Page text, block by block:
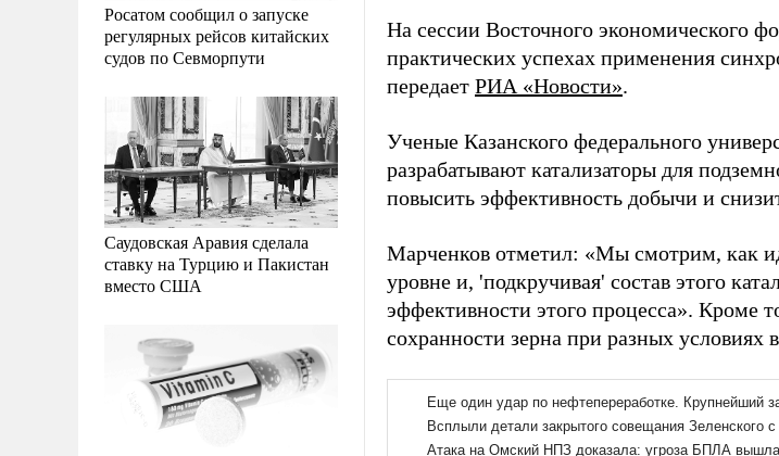
Росатом сообщил о запуске
регулярных рейсов китайских
судов по Севморпути
Саудовская Аравия сделала
ставку на Турцию и Пакистан
вместо США
На сессии Восточного экономического
практических успехах применения
передает РИА «Новости».
Ученые Казанского федерального
разрабатывают катализаторы для
повысить эффективность добычи и
Марченков отметил: «Мы смотрим, как
уровне и, 'подкручивая' состав этого
эффективности этого процесса». Кроме
сохранности зерна при разных условиях